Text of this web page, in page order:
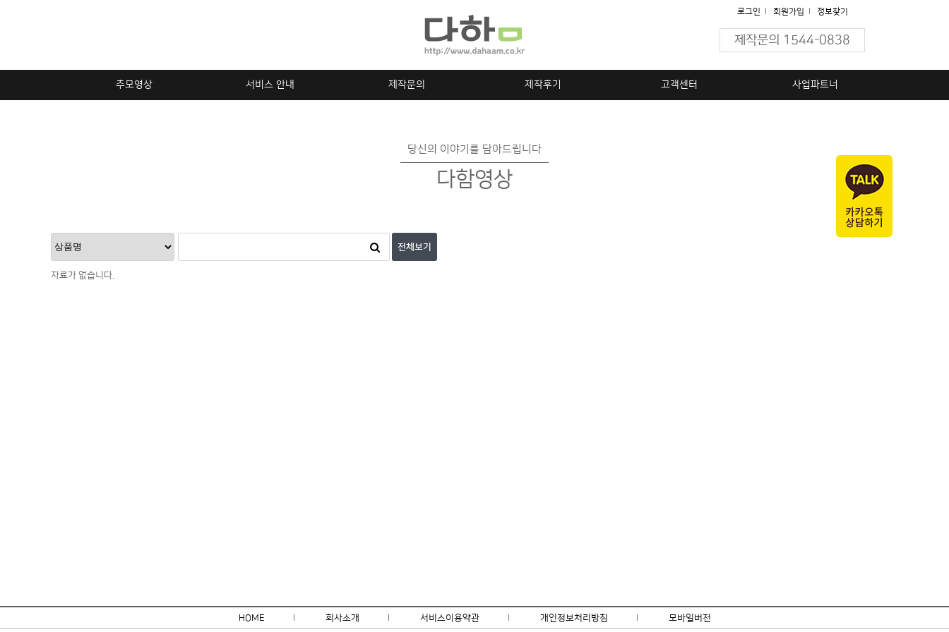
로그인 회원가입 정보찾기
제작문의 1544-0838
추모영상 서비스 안내 제작문의 제작후기 고객센터 사업파트너
당신의 이야기를 담아드립니다
다함영상
전체보기
자료가 없습니다.
HOME 회사소개 서비스이용약관 개인정보처리방침 모바일버전